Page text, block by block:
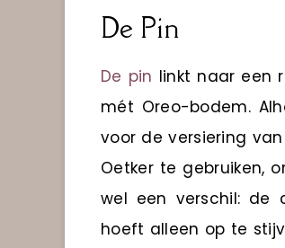
De Pin
De pin linkt naar een
mét Oreo-bodem.
voor de versiering
Oetker te gebruiken,
wel een verschil: de
hoeft alleen op te